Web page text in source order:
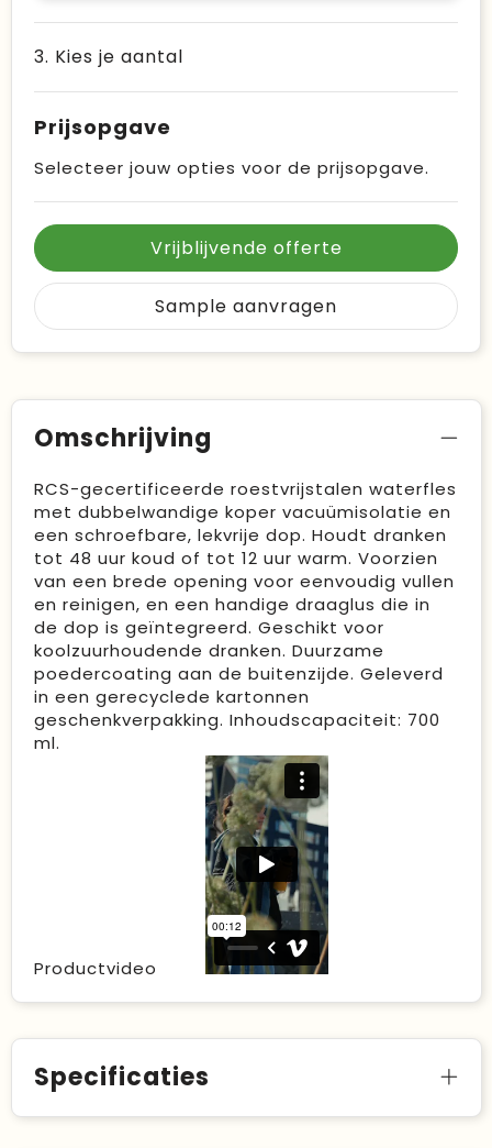
3. Kies je aantal
Prijsopgave
Selecteer jouw opties voor de prijsopgave.
Vrijblijvende offerte
Sample aanvragen
Omschrijving
RCS-gecertificeerde roestvrijstalen waterfles
met dubbelwandige koper vacuümisolatie en
een schroefbare, lekvrije dop. Houdt dranken
tot 48 uur koud of tot 12 uur warm. Voorzien
van een brede opening voor eenvoudig vullen
en reinigen, en een handige draaglus die in
de dop is geïntegreerd. Geschikt voor
koolzuurhoudende dranken. Duurzame
poedercoating aan de buitenzijde. Geleverd
in een gerecyclede kartonnen
geschenkverpakking. Inhoudscapaciteit: 700
ml.
Productvideo
Specificaties